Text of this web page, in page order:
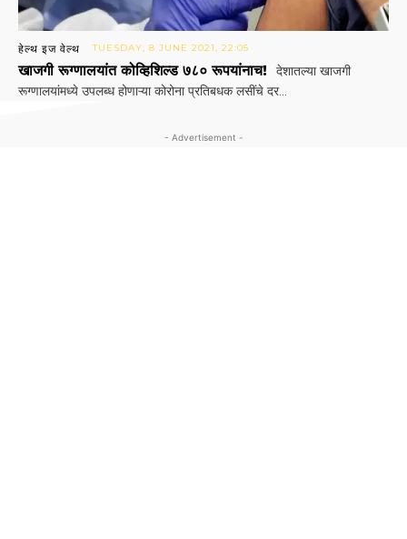
हेल्थ इज वेल्थ TUESDAY, 8 JUNE 2021, 22:05
खाजगी रूग्णालयांत कोव्हिशिल्ड ७८० रूपयांनाच!
देशातल्या खाजगी
रूग्णालयांमध्ये उपलब्ध होणाऱ्या कोरोना प्रतिबधक लसींचे दर...
- Advertisement -